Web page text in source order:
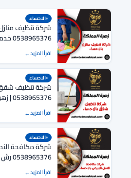
الاحساء
شركة تنظيف
للمنازل بالاحساء
اقرأ المزيد
الاحساء
شركة تنظيف شقق
0538965376 | زهرة المملكة خصم 30%
اقرأ المزيد
الاحساء
شركة مكافحة
بالاحساء
اقرأ المزيد